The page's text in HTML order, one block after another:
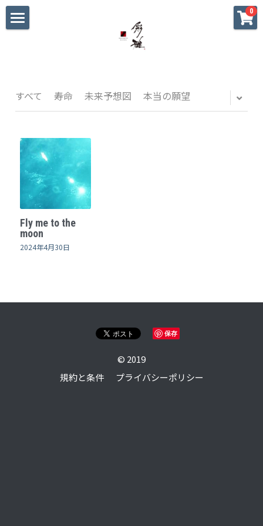
0
大切な方への贈り物
パーティ•おもてなし
私へのご褒美
迷った時のギャラリー
戦国武将家紋シリーズ
すべて 寿命 未来予想図 本当の願望
Fly me to the
moon
2024年4月30日
保存
© 2019
規約と条件
プライバシーポリシー
×
ストアカテゴリー